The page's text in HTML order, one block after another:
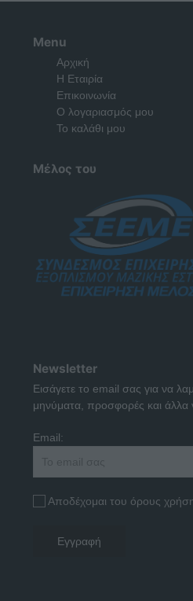
Menu
Αρχική
Η Εταιρία
Επικοινωνία
Ο λογαριασμός μου
Το καλάθι μου
Μέλος του
Newsletter
Εισάγετε το email σας για να
μηνύματα, προσφορές και άλλα
Email:
Αποδέχομαι του όρους